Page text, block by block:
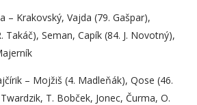
– Krakovský, Vajda (79. Gašpar),
Takáč), Seman, Capík (84. J. Novotný),
– Mojžiš (4. Madleňák), Qose (46.
T. Bobček, Jonec, Čurma, O.